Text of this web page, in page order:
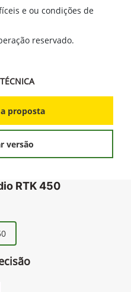
e ou condições de
reservado.
proposta
versão
RTK 450